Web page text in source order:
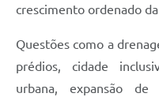
crescimento ordenado
Questões como a
prédios, cidade
urbana, expansão